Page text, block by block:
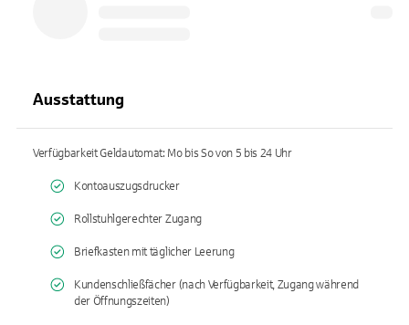
Ausstattung
Verfügbarkeit Geldautomat: Mo bis So von 5 bis 24 Uhr
Kontoauszugsdrucker
Rollstuhlgerechter Zugang
Briefkasten mit täglicher Leerung
Kundenschließfächer (nach Verfügbarkeit, Zugang während
der Öffnungszeiten)